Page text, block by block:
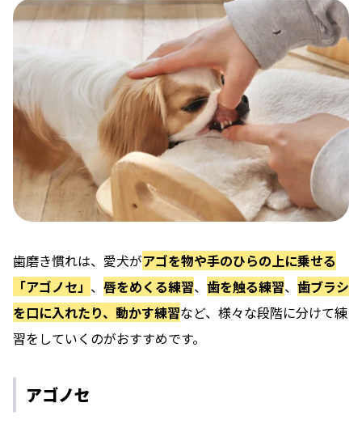
歯磨き慣れは、愛犬がアゴを物や手のひらの上に乗せる
「アゴノセ」 、 唇をめくる練習、 歯を触る練習、 歯ブラシ
を口に入れたり、動かす練習など、様々な段階に分けて練
習をしていくのがおすすめです。
アゴノセ